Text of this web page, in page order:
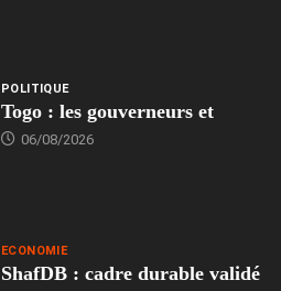
POLITIQUE
Togo : les gouverneurs et
06/08/2026
ECONOMIE
ShafDB : cadre durable validé